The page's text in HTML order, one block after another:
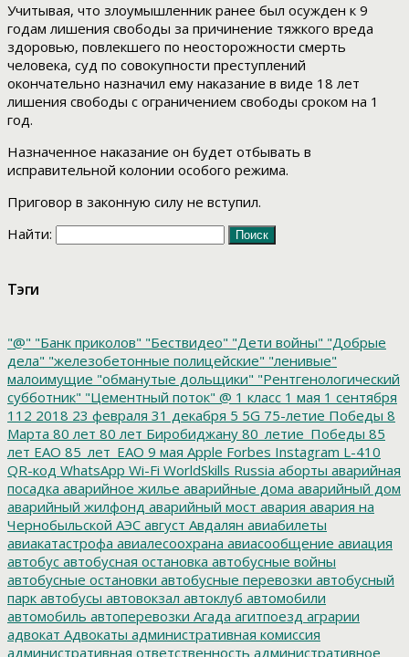
Учитывая, что злоумышленник ранее был осужден к 9
годам лишения свободы за причинение тяжкого вреда
здоровью, повлекшего по неосторожности смерть
человека, суд по совокупности преступлений
окончательно назначил ему наказание в виде 18 лет
лишения свободы с ограничением свободы сроком на 1
год.
Назначенное наказание он будет отбывать в
исправительной колонии особого режима.
Приговор в законную силу не вступил.
Найти:
Тэги
"@" "Банк приколов" "Бествидео" "Дети войны" "Добрые
дела" "железобетонные полицейские" "ленивые"
малоимущие "обманутые дольщики" "Рентгенологический
субботник" "Цементный поток" @ 1 класс 1 мая 1 сентября
112 2018 23 февраля 31 декабря 5 5G 75-летие Победы 8
Марта 80 лет 80 лет Биробиджану 80_летие_Победы 85
лет ЕАО 85_лет_ЕАО 9 мая Apple Forbes Instagram L-410
QR-код WhatsApp Wi-Fi WorldSkills Russia аборты аварийная
посадка аварийное жилье аварийные дома аварийный дом
аварийный жилфонд аварийный мост авария авария на
Чернобыльской АЭС август Авдалян авиабилеты
авиакатастрофа авиалесоохрана авиасообщение авиация
автобус автобусная остановка автобусные войны
автобусные остановки автобусные перевозки автобусный
парк автобусы автовокзал автоклуб автомобили
автомобиль автоперевозки Агада агитпоезд аграрии
адвокат Адвокаты административная комиссия
административная ответственность административное